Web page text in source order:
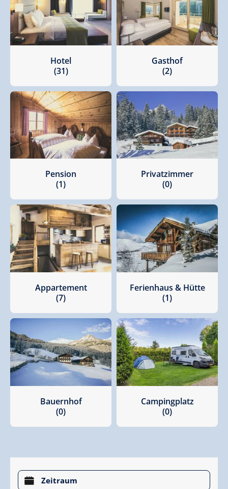
Hotel
(31)
Gasthof
(2)
Pension
(1)
Privatzimmer
(0)
Appartement
(7)
Ferienhaus & Hütte
(1)
Bauernhof
(0)
Campingplatz
(0)